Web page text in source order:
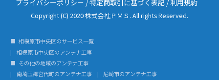
プライバシーポリシー /特定商取引に基づく表記 /利用規約
Copyright (C) 2020 株式会社ＰＭＳ. All rights Reserved.
相模原市中央区のサービス一覧
相模原市中央区のアンテナ工事
その他の地域のアンテナ工事
南埼玉郡宮代町のアンテナ工事
尼崎市のアンテナ工事